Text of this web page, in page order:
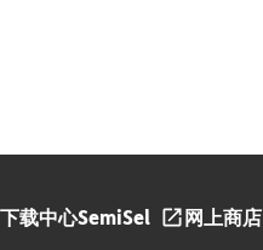
下载中心SemiSel
网上商店